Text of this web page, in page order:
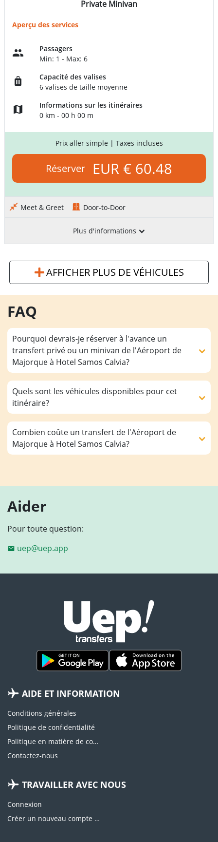
Private Minivan
Aperçu des services
Passagers
Min: 1 - Max: 6
Capacité des valises
6 valises de taille moyenne
Informations sur les itinéraires
0 km - 00 h 00 m
Prix aller simple | Taxes incluses
Réserver EUR € 60.48
Meet & Greet Door-to-Door
Plus d'informations
AFFICHER PLUS DE VÉHICULES
FAQ
Pourquoi devrais-je réserver à l'avance un
transfert privé ou un minivan de l'Aéroport de
Majorque à Hotel Samos Calvia?
Quels sont les véhicules disponibles pour cet
itinéraire?
Combien coûte un transfert de l'Aéroport de
Majorque à Hotel Samos Calvia?
Aider
Pour toute question:
uep@uep.app
AIDE ET INFORMATION
Conditions générales
Politique de confidentialité
Politique en matière de cookies
Contactez-nous
TRAVAILLER AVEC NOUS
Connexion
Créer un nouveau compte d'agence